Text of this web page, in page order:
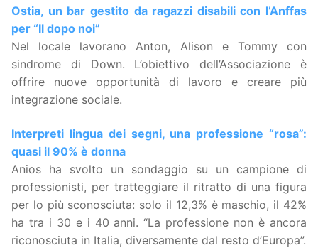
Ostia, un bar gestito da ragazzi disabili con l’Anffas
per “Il dopo noi”
Nel locale lavorano Anton, Alison e Tommy con
sindrome di Down. L’obiettivo dell’Associazione è
offrire nuove opportunità di lavoro e creare più
integrazione sociale.
Interpreti lingua dei segni, una professione “rosa”:
quasi il 90% è donna
Anios ha svolto un sondaggio su un campione di
professionisti, per tratteggiare il ritratto di una figura
per lo più sconosciuta: solo il 12,3% è maschio, il 42%
ha tra i 30 e i 40 anni. “La professione non è ancora
riconosciuta in Italia, diversamente dal resto d’Europa”.